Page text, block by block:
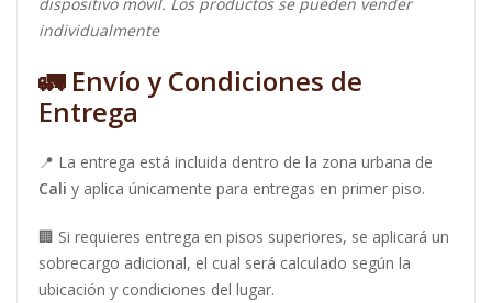
individualmente
🚛 Envío y Condiciones de
Entrega
📍 La entrega está incluida dentro de la zona urbana de
Cali y aplica únicamente para entregas en primer piso.
🏢 Si requieres entrega en pisos superiores, se aplicará un
sobrecargo adicional, el cual será calculado según la
ubicación y condiciones del lugar.